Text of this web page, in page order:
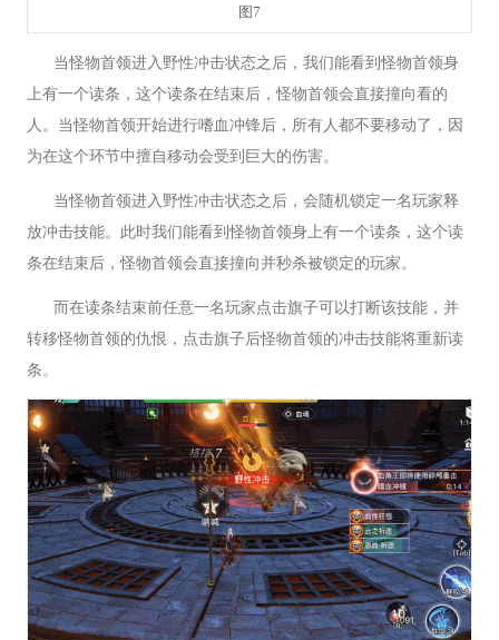
图7
当怪物首领进入野性冲击状态之后，我们能看到怪物首领身
上有一个读条，这个读条在结束后，怪物首领会直接撞向看的
人。当怪物首领开始进行嗜血冲锋后，所有人都不要移动了，因
为在这个环节中擅自移动会受到巨大的伤害。
当怪物首领进入野性冲击状态之后，会随机锁定一名玩家释
放冲击技能。此时我们能看到怪物首领身上有一个读条，这个读
条在结束后，怪物首领会直接撞向并秒杀被锁定的玩家。
而在读条结束前任意一名玩家点击旗子可以打断该技能，并
转移怪物首领的仇恨，点击旗子后怪物首领的冲击技能将重新读
条。